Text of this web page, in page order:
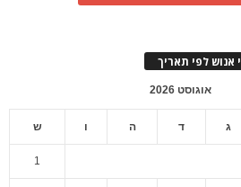
אנוש לפי תאריך
אוגוסט 2026
ג ד ה ו ש
1